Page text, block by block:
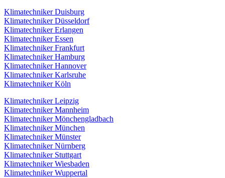
Klimatechniker Duisburg
Klimatechniker Düsseldorf
Klimatechniker Erlangen
Klimatechniker Essen
Klimatechniker Frankfurt
Klimatechniker Hamburg
Klimatechniker Hannover
Klimatechniker Karlsruhe
Klimatechniker Köln
Klimatechniker Leipzig
Klimatechniker Mannheim
Klimatechniker Mönchengladbach
Klimatechniker München
Klimatechniker Münster
Klimatechniker Nürnberg
Klimatechniker Stuttgart
Klimatechniker Wiesbaden
Klimatechniker Wuppertal